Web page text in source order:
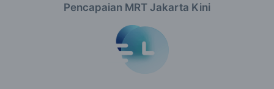
Pencapaian MRT Jakarta Kini